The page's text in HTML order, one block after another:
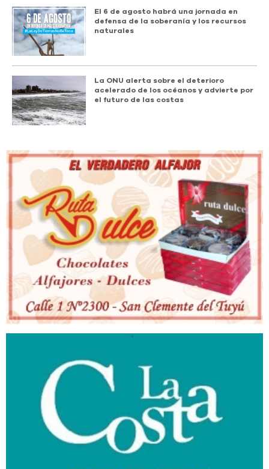
El 6 de agosto habrá una jornada en
defensa de la soberanía y los recursos
naturales
La ONU alerta sobre el deterioro
acelerado de los océanos y advierte por
el futuro de las costas